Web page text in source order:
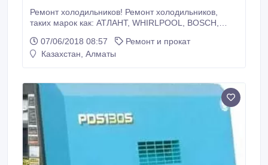
Ремонт холодильников! Ремонт холодильников,
таких марок как: АТЛАНТ, WHIRLPOOL, BOSCH,
SAMSUNG, BEKO и других фирм производителей.
Ремонт вашего холодильника у Вас дома и совсем
можете уточнить по телефону.
07/06/2018 08:57
Ремонт и прокат
Казахстан, Алматы